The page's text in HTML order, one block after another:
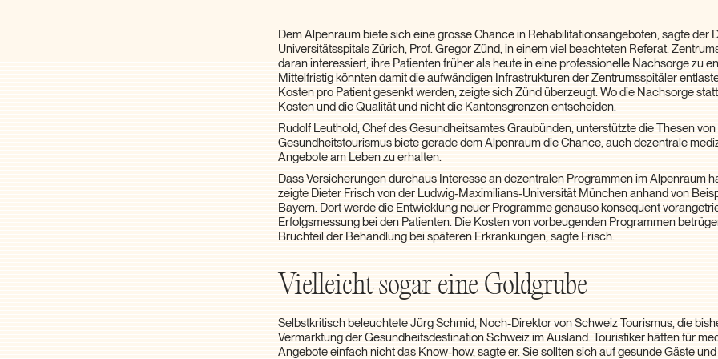
Dem Alpenraum biete sich eine grosse Chance in Rehabilitationsangeboten, sagte der
Universitätsspitals Zürich, Prof. Gregor Zünd, in einem viel beachteten Referat.
daran interessiert, ihre Patienten früher als heute in eine professionelle Nachsorge zu
Mittelfristig könnten damit die aufwändigen Infrastrukturen der Zentrumsspitäler
Kosten pro Patient gesenkt werden, zeigte sich Zünd überzeugt. Wo die Nachsorge
Kosten und die Qualität und nicht die Kantonsgrenzen entscheiden.
Rudolf Leuthold, Chef des Gesundheitsamtes Graubünden, unterstützte die Thesen
Gesundheitstourismus biete gerade dem Alpenraum die Chance, auch dezentrale
Angebote am Leben zu erhalten.
Dass Versicherungen durchaus Interesse an dezentralen Programmen im Alpenraum
zeigte Dieter Frisch von der Ludwig-Maximilians-Universität München anhand von
Bayern. Dort werde die Entwicklung neuer Programme genauso konsequent
Erfolgsmessung bei den Patienten. Die Kosten von vorbeugenden Programmen
Bruchteil der Behandlung bei späteren Erkrankungen, sagte Frisch.
Vielleicht sogar eine Goldgrube
Selbstkritisch beleuchtete Jürg Schmid, Noch-Direktor von Schweiz Tourismus, die
Vermarktung der Gesundheitsdestination Schweiz im Ausland. Touristiker hätten für
Angebote einfach nicht das Know-how, sagte er. Sie sollten sich auf gesunde Gäste